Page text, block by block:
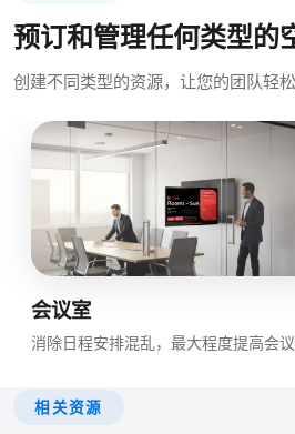
预订和管理任何类型的
创建不同类型的资源，让您的团队轻松
会议室
消除日程安排混乱，最大程度提高会议
相关资源